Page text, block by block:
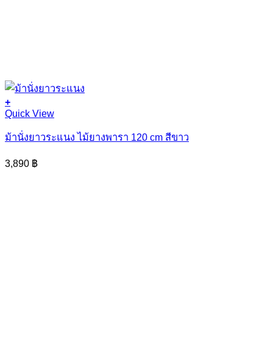
+
Quick View
ม้านั่งยาวระแนง ไม้ยางพารา 120 cm สีขาว
3,890 ฿